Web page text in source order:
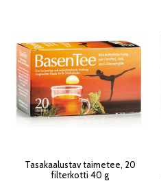
Tasakaalustav taimetee, 20
filterkotti 40 g